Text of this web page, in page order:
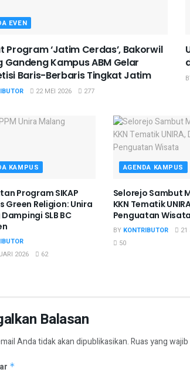
EVEN
Program ‘Jatim Cerdas’, Bakorwil
Gandeng Kampus ABM Gelar
Baris-Berbaris Tingkat Jatim
22 MEI 2026 277
KAMPUS
Program SIKAP
Green Religion: Unira
SLB BC
2026
62
AGENDA KAMPUS
Selorejo Sambut
KKN Tematik
Penguatan Wisata
BY KONTRIBUTOR
21
50
Balasan
Anda tidak akan dipublikasikan.Ruas yang
*